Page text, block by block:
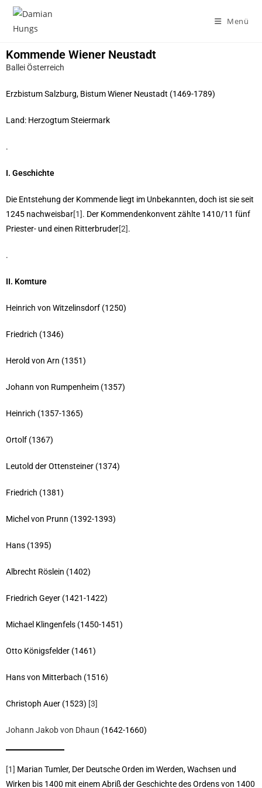
Menü
Kommende Wiener Neustadt
Ballei Österreich
Erzbistum Salzburg, Bistum Wiener Neustadt (1469-1789)
Land: Herzogtum Steiermark
.
I. Geschichte
Die Entstehung der Kommende liegt im Unbekannten, doch ist sie seit
1245 nachweisbar[1]. Der Kommendenkonvent zählte 1410/11 fünf
Priester- und einen Ritterbruder[2].
.
II. Komture
Heinrich von Witzelinsdorf (1250)
Friedrich (1346)
Herold von Arn (1351)
Johann von Rumpenheim (1357)
Heinrich (1357-1365)
Ortolf (1367)
Leutold der Ottensteiner (1374)
Friedrich (1381)
Michel von Prunn (1392-1393)
Hans (1395)
Albrecht Röslein (1402)
Friedrich Geyer (1421-1422)
Michael Klingenfels (1450-1451)
Otto Königsfelder (1461)
Hans von Mitterbach (1516)
Christoph Auer (1523) [3]
Johann Jakob von Dhaun (1642-1660)
[1] Marian Tumler, Der Deutsche Orden im Werden, Wachsen und
Wirken bis 1400 mit einem Abriß der Geschichte des Ordens von 1400